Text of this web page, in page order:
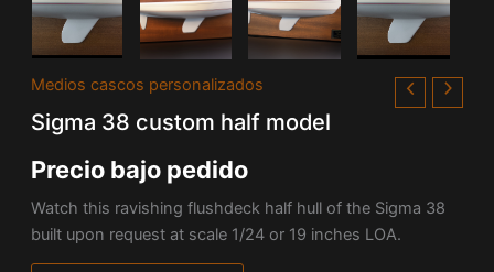
Medios cascos personalizados
Sigma 38 custom half model
Precio bajo pedido
Watch this ravishing flushdeck half hull of the Sigma 38
built upon request at scale 1/24 or 19 inches LOA.